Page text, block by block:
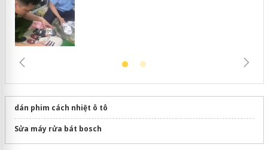
dán phim cách nhiệt ô tô
Sửa máy rửa bát bosch